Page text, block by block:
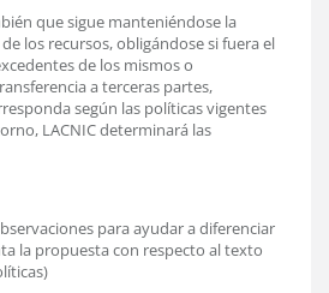
que sigue manteniéndose la
los recursos, obligándose si fuera el
de los mismos o
a terceras partes,
según las políticas vigentes
LACNIC determinará las
para ayudar a diferenciar
la propuesta con respecto al texto